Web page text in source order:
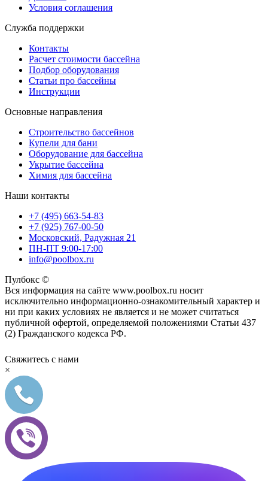
Условия соглашения
Служба поддержки
Контакты
Расчет стоимости бассейна
Подбор оборудования
Статьи про бассейны
Инструкции
Основные направления
Строительство бассейнов
Купели для бани
Оборудование для бассейна
Укрытие бассейна
Химия для бассейна
Наши контакты
+7 (495) 663-54-83
+7 (925) 767-00-50
Московский, Радужная 21
ПН-ПТ 9:00-17:00
info@poolbox.ru
Пулбокс ©
Вся информация на сайте www.poolbox.ru носит
исключительно информационно-ознакомительный характер и
ни при каких условиях не является и не может считаться
публичной офертой, определяемой положениями Статьи 437
(2) Гражданского кодекса РФ.
Свяжитесь с нами
×